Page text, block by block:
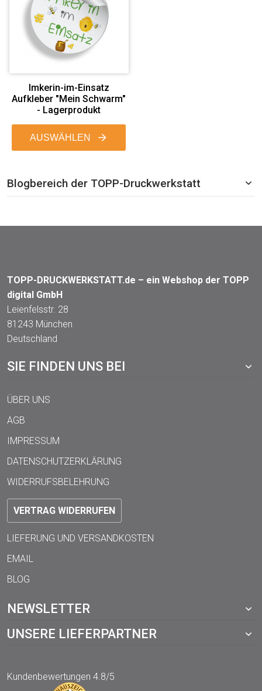
Imkerin-im-Einsatz
Aufkleber "Mein Schwarm"
- Lagerprodukt
AUSWÄHLEN
Blogbereich der TOPP-Druckwerkstatt
TOPP-DRUCKWERKSTATT.de – ein Webshop der TOPP
digital GmbH
Leienfelsstr. 28
81243 München
Deutschland
SIE FINDEN UNS BEI
ÜBER UNS
AGB
IMPRESSUM
DATENSCHUTZERKLÄRUNG
WIDERRUFSBELEHRUNG
VERTRAG WIDERRUFEN
LIEFERUNG UND VERSANDKOSTEN
EMAIL
BLOG
NEWSLETTER
UNSERE LIEFERPARTNER
Kundenbewertungen 4.8/5